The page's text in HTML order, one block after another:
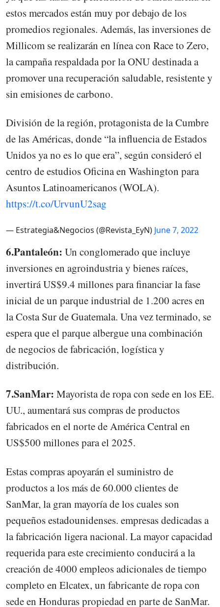
estos mercados están muy por debajo de los
promedios regionales. Además, las inversiones de
Millicom se realizarán en línea con Race to Zero,
la campaña respaldada por la ONU destinada a
promover una recuperación saludable, resistente y
sin emisiones de carbono.
División de la región, protagonista de la Cumbre
de las Américas, donde “la influencia de Estados
Unidos ya no es lo que era”, según consideró el
centro de estudios Oficina en Washington para
Asuntos Latinoamericanos (WOLA).
https://t.co/UrvunU2sag
— Estrategia&Negocios (@Revista_EyN) June 7, 2022
6.Pantaleón: Un conglomerado que incluye
inversiones en agroindustria y bienes raíces,
invertirá US$9.4 millones para financiar la fase
inicial de un parque industrial de 1.200 acres en
la Costa Sur de Guatemala. Una vez terminado, se
espera que el parque albergue una combinación
de negocios de fabricación, logística y
distribución.
7.SanMar: Mayorista de ropa con sede en los EE.
UU., aumentará sus compras de productos
fabricados en el norte de América Central en
US$500 millones para el 2025.
Estas compras apoyarán el suministro de
productos a los más de 60.000 clientes de
SanMar, la gran mayoría de los cuales son
pequeños estadounidenses. empresas dedicadas a
la fabricación ligera nacional. La mayor capacidad
requerida para este crecimiento conducirá a la
creación de 4000 empleos adicionales de tiempo
completo en Elcatex, un fabricante de ropa con
sede en Honduras propiedad en parte de SanMar.